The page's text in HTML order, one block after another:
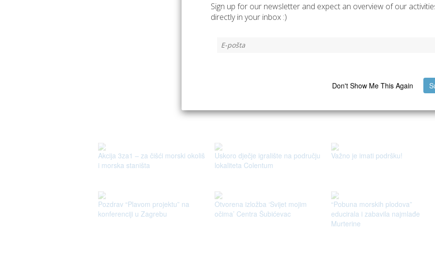
Akcija 3za1 – za čišći morski okoliš
i morska staništa
Uskoro dječje igralište na području
lokaliteta Colentum
Važno je imati podršku!
Pozdrav “Plavom projektu” na
konferenciji u Zagrebu
Otvorena izložba ‘Svijet mojim
očima’ Centra Šubićevac
“Pobuna morskih plodova”
educirala i zabavila najmlađe
Murterine
Sign up for our newsletter and expect an overview of our
directly in your inbox :)
Don't Show Me This Again